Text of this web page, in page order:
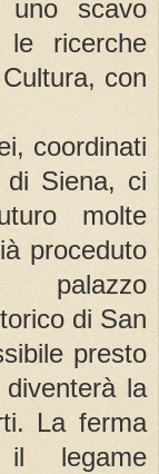
scavo
ricerche
con
coordinati
di Siena, ci
molte
proceduto
di San
presto
la
La ferma
legame